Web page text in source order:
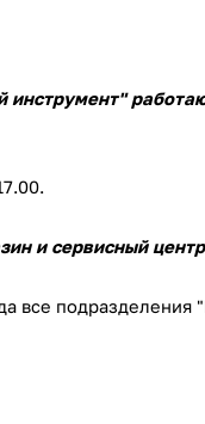
и сервисный центр
все